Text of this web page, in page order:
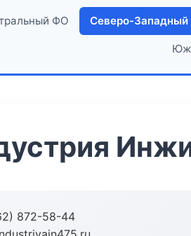
ФО Северо-
872-58-44